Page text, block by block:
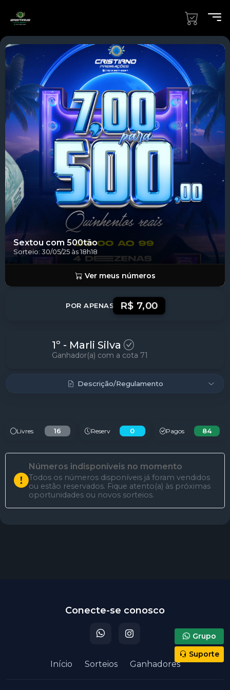
Concluído!
Sextou com 500tão
Sorteio: 30/05/25 às 18h18
Ver meus números
POR APENAS R$ 7,00
1º - Marli Silva
Ganhador(a) com a cota 71
Descrição/Regulamento
Livres 16 Reserv 0 Pagos 84
Números indisponíveis no momento
Todos os números disponíveis já foram vendidos
ou estão reservados. Fique atento(a) às próximas
oportunidades ou novos sorteios.
Grupo
Suporte
Conecte-se conosco
Início Sorteios Ganhadores